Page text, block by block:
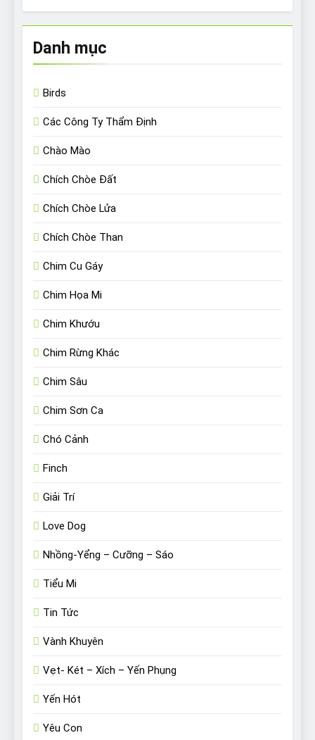
Danh mục
Birds
Các Công Ty Thẩm Định
Chào Mào
Chích Chòe Đất
Chích Chòe Lửa
Chích Chòe Than
Chim Cu Gáy
Chim Họa Mi
Chim Khướu
Chim Rừng Khác
Chim Sâu
Chim Sơn Ca
Chó Cảnh
Finch
Giải Trí
Love Dog
Nhồng-Yểng – Cưỡng – Sáo
Tiểu Mi
Tin Tức
Vành Khuyên
Vẹt- Két – Xích – Yến Phụng
Yến Hót
Yêu Con